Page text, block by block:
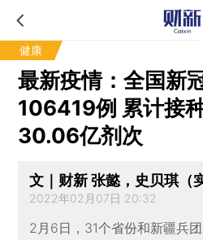
健康
最新疫情：全国新
106419例 累计接
30.06亿剂次
文｜财新 张懿，史贝琪（
2022年02月07日 20:32
2月6日，31个省份和新疆兵